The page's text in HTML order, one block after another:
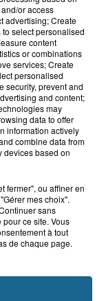
vont parcourir
garçon de 12
or access
advertising; Create
select personalised
content
or combinations
services; Create
personalised
security, prevent and
and content;
may
data to offer
information actively
combine data from
devices based on
fermer", ou affiner en
mes choix".
sans
ce site. Vous
à tout
de chaque page.